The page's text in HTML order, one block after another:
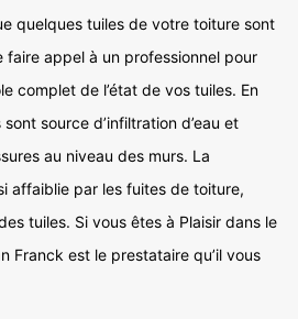
quelques tuiles de votre toiture sont
faire appel à un professionnel pour
complet de l’état de vos tuiles. En
source d’infiltration d’eau et
au niveau des murs. La
affaiblie par les fuites de toiture,
tuiles. Si vous êtes à Plaisir dans le
Franck est le prestataire qu’il vous